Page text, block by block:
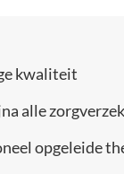
kwaliteit
alle
opgeleide